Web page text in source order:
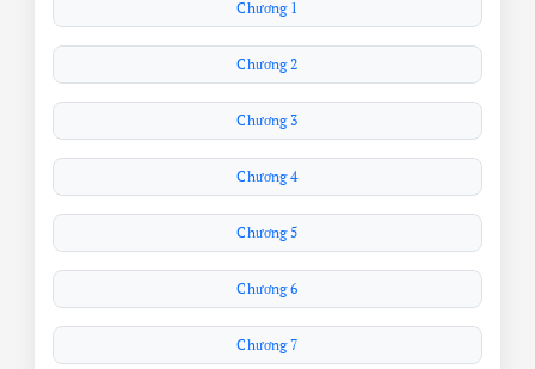
Chương 1
Chương 2
Chương 3
Chương 4
Chương 5
Chương 6
Chương 7